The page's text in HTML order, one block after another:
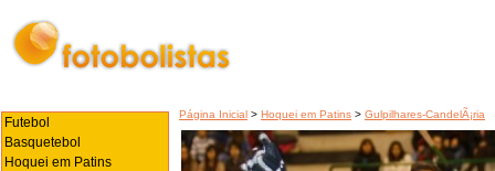
Página Inicial > Hoquei em Patins > Gulpilhares-CandelÃ¡ria
Futebol
Basquetebol
Hoquei em Patins